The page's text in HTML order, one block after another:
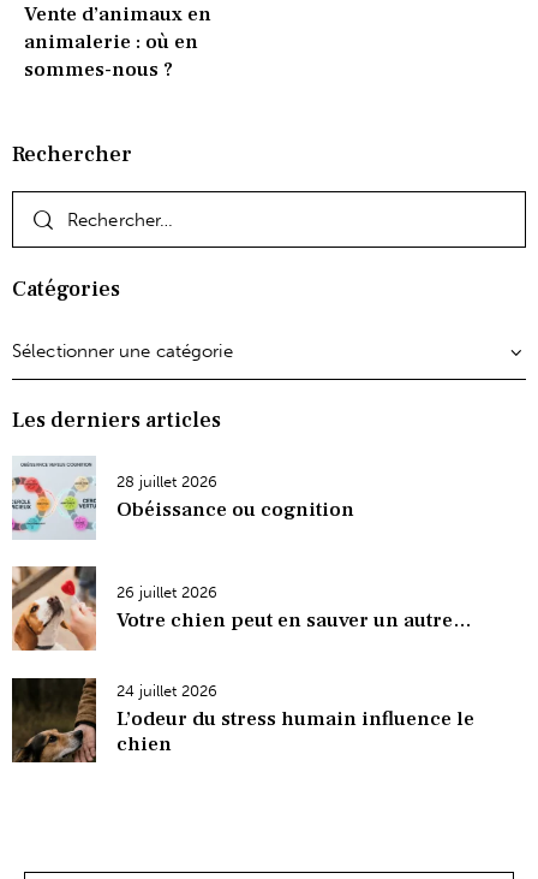
Vente d’animaux en
animalerie : où en
sommes-nous ?
Rechercher
Catégories
Les derniers articles
28 juillet 2026
Obéissance ou cognition
26 juillet 2026
Votre chien peut en sauver un autre…
24 juillet 2026
L’odeur du stress humain influence le
chien